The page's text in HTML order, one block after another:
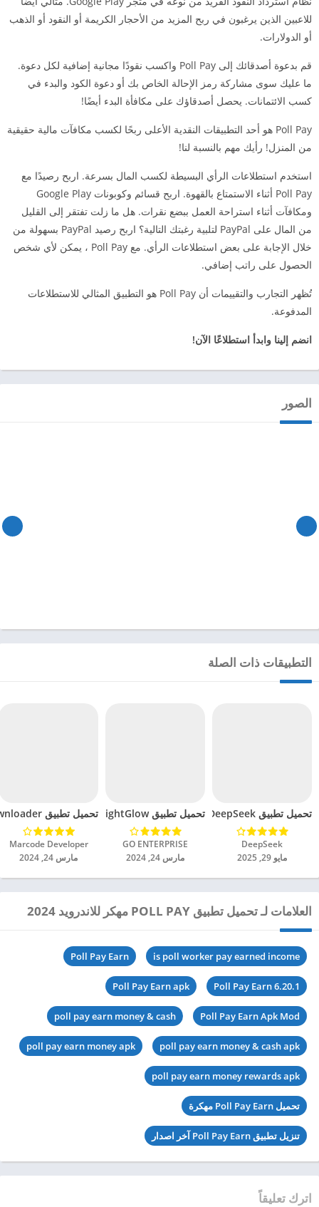
للاعبين الذين يرغبون في ربح المزيد من الأحجار الكريمة أو النقود أو الذهب
أو الدولارات.
قم بدعوة أصدقائك إلى Poll Pay واكسب نقودًا مجانية إضافية لكل دعوة.
ما عليك سوى مشاركة رمز الإحالة الخاص بك أو دعوة الكود والبدء في
كسب الائتمانات. يحصل أصدقاؤك على مكافأة البدء أيضًا!
Poll Pay هو أحد التطبيقات النقدية الأعلى ربحًا لكسب مكافآت مالية حقيقية
من المنزل! رأيك مهم بالنسبة لنا!
استخدم استطلاعات الرأي البسيطة لكسب المال بسرعة. اربح رصيدًا مع
Poll Pay أثناء الاستمتاع بالقهوة. اربح قسائم وكوبونات Google Play
ومكافآت أثناء استراحة العمل ببضع نقرات. هل ما زلت تفتقر إلى القليل
من المال على PayPal لتلبية رغبتك التالية؟ اربح رصيد PayPal بسهولة من
خلال الإجابة على بعض استطلاعات الرأي. مع Poll Pay ، يمكن لأي شخص
الحصول على راتب إضافي.
تُظهر التجارب والتقييمات أن Poll Pay هو التطبيق المثالي للاستطلاعات
المدفوعة.
انضم إلينا وابدأ استطلاعًا الآن!
الصور
التطبيقات ذات الصلة
تحميل تطبيق DeepSeek مهكر للاندرويد 2025
DeepSeek‏
مايو 29, 2025
تحميل تطبيق BrightGlow مهكر للاندرويد 2024
GO ENTERPRISE‏
مارس 24, 2024
تحميل تطبيق mp4 video downloader مهكر للاندرويد 2024
Marcode Developer‏
مارس 24, 2024
العلامات لـ تحميل تطبيق POLL PAY مهكر للاندرويد 2024
is poll worker pay earned income
Poll Pay Earn
Poll Pay Earn 6.20.1
Poll Pay Earn apk
Poll Pay Earn Apk Mod
poll pay earn money & cash
poll pay earn money & cash apk
poll pay earn money apk
poll pay earn money rewards apk
تحميل Poll Pay Earn مهكرة
تنزيل تطبيق Poll Pay Earn آخر اصدار
اترك تعليقاً